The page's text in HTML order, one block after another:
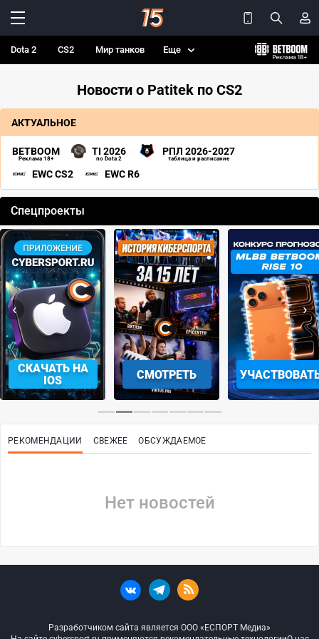
Dota 2 CS2 Мир танков Еще
Новости о Patitek по CS2
АКТУАЛЬНОЕ
BETBOOM
Реклама 18+
TI 2026
по Dota 2
РПЛ 2026-2027
таблица и расписание
EWC CS2 EWC R6
Спецпроекты
СКАЧАТЬ НА
IOS
СМОТРЕТЬ
‹ ›
РЕКОМЕНДАЦИИ СВЕЖЕЕ ОБСУЖДАЕМОЕ
Нет новостей
Разработчиком сайта является ООО «ЕСПОРТ Медиа»